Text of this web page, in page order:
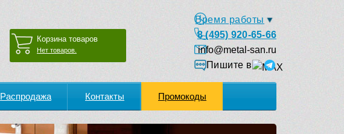
Корзина товаров
Нет товаров.
Время работы
8 (495) 920-65-66
info@metal-san.ru
Пишите в
Распродажа Контакты Промокоды